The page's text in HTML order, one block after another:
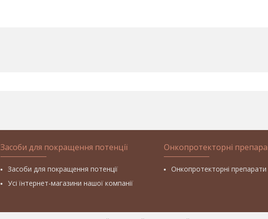
Засоби для покращення потенції
Засоби для покращення потенції
Усі їнтернет-магазини нашої компанії
Онкопротекторні
Онкопротекторні препарати